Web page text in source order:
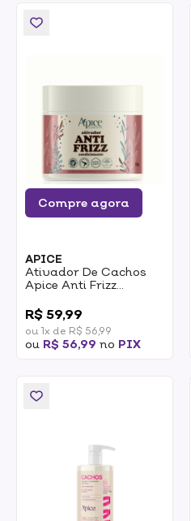
Compre agora
APICE
Ativador De Cachos
Apice Anti Frizz
Murumuru, Manteiga
De Cacau E Óleo De
Semente De Uva 500g
R$ 59,99
ou 1x de R$ 56,99
ou R$ 56,99 no PIX